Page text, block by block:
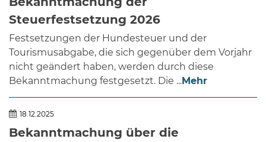
Steuerfestsetzung 2026
Festsetzungen der Hundesteuer und der
Tourismusabgabe, die sich gegenüber dem Vorjahr
nicht geändert haben, werden durch diese
Bekanntmachung festgesetzt. Die ...Mehr
18.12.2025
Bekanntmachung über die